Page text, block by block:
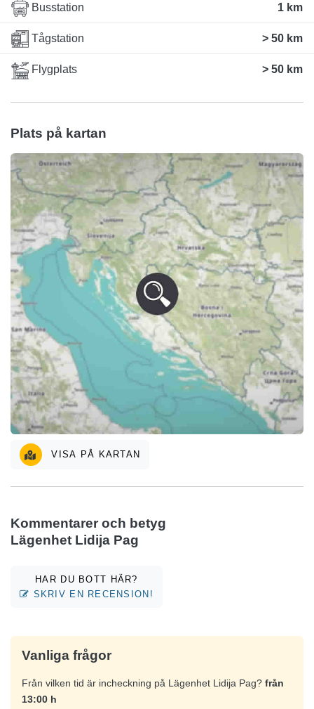
Busstation 1 km
Tågstation > 50 km
Flygplats > 50 km
Plats på kartan
VISA PÅ KARTAN
Kommentarer och betyg
Lägenhet Lidija Pag
HAR DU BOTT HÄR?
SKRIV EN RECENSION!
Vanliga frågor
Från vilken tid är incheckning på Lägenhet Lidija Pag? från
13:00 h